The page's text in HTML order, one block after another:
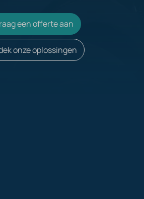
een offerte aan
onze oplossingen